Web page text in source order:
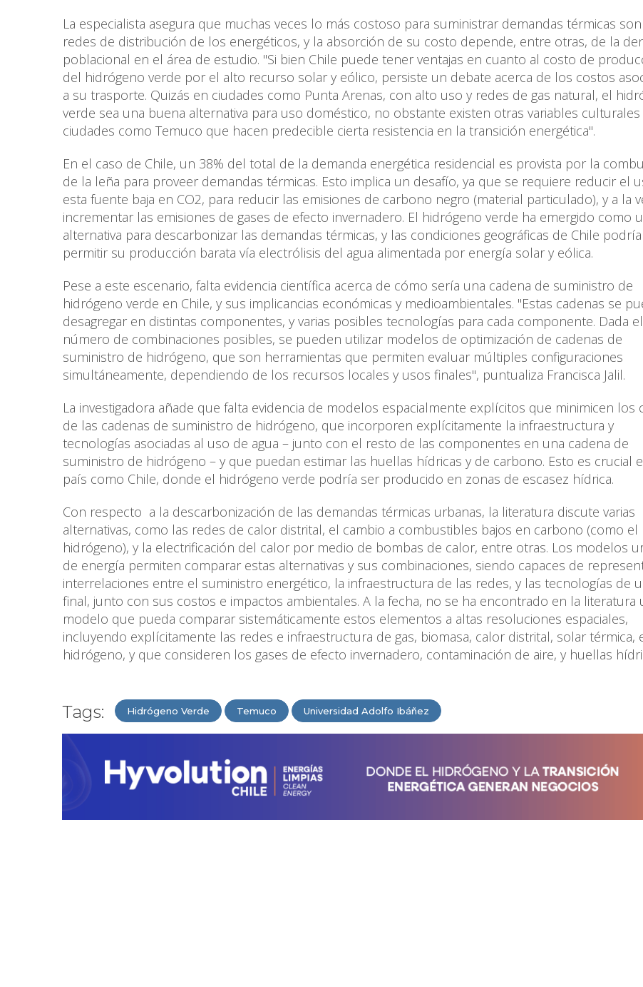
La especialista asegura que muchas veces lo más costoso para suministrar demandas térmicas
redes de distribución de los energéticos, y la absorción de su costo depende, entre otras, de la
poblacional en el área de estudio. "Si bien Chile puede tener ventajas en cuanto al costo de
del hidrógeno verde por el alto recurso solar y eólico, persiste un debate acerca de los costos
a su trasporte. Quizás en ciudades como Punta Arenas, con alto uso y redes de gas natural, el
verde sea una buena alternativa para uso doméstico, no obstante existen otras variables culturales
ciudades como Temuco que hacen predecible cierta resistencia en la transición energética".
En el caso de Chile, un 38% del total de la demanda energética residencial es provista por la
de la leña para proveer demandas térmicas. Esto implica un desafío, ya que se requiere reducir el
esta fuente baja en CO2, para reducir las emisiones de carbono negro (material particulado), y a la
incrementar las emisiones de gases de efecto invernadero. El hidrógeno verde ha emergido como
alternativa para descarbonizar las demandas térmicas, y las condiciones geográficas de Chile
permitir su producción barata vía electrólisis del agua alimentada por energía solar y eólica.
Pese a este escenario, falta evidencia científica acerca de cómo sería una cadena de suministro de
hidrógeno verde en Chile, y sus implicancias económicas y medioambientales. "Estas cadenas se
desagregar en distintas componentes, y varias posibles tecnologías para cada componente. Dada
número de combinaciones posibles, se pueden utilizar modelos de optimización de cadenas de
suministro de hidrógeno, que son herramientas que permiten evaluar múltiples configuraciones
simultáneamente, dependiendo de los recursos locales y usos finales", puntualiza Francisca Jalil.
La investigadora añade que falta evidencia de modelos espacialmente explícitos que minimicen los
de las cadenas de suministro de hidrógeno, que incorporen explícitamente la infraestructura y
tecnologías asociadas al uso de agua – junto con el resto de las componentes en una cadena de
suministro de hidrógeno – y que puedan estimar las huellas hídricas y de carbono. Esto es crucial
país como Chile, donde el hidrógeno verde podría ser producido en zonas de escasez hídrica.
Con respecto a la descarbonización de las demandas térmicas urbanas, la literatura discute varias
alternativas, como las redes de calor distrital, el cambio a combustibles bajos en carbono (como el
hidrógeno), y la electrificación del calor por medio de bombas de calor, entre otras. Los modelos
de energía permiten comparar estas alternativas y sus combinaciones, siendo capaces de
interrelaciones entre el suministro energético, la infraestructura de las redes, y las tecnologías de
final, junto con sus costos e impactos ambientales. A la fecha, no se ha encontrado en la literatura
modelo que pueda comparar sistemáticamente estos elementos a altas resoluciones espaciales,
incluyendo explícitamente las redes e infraestructura de gas, biomasa, calor distrital, solar térmica,
hidrógeno, y que consideren los gases de efecto invernadero, contaminación de aire, y huellas
Tags: Hidrógeno Verde Temuco Universidad Adolfo Ibáñez